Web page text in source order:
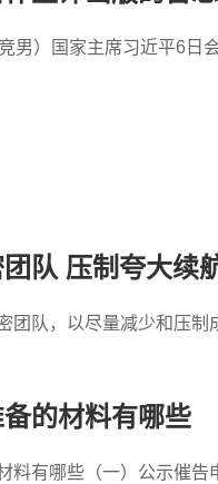
男）国家主席习近平6日
队 压制夸大续
团队，以尽量减少和压制
的材料有哪些
料有哪些（一）公示催告